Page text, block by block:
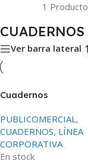
1 Producto
CUADERNOS
Ver barra lateral
Cuadernos
PUBLICOMERCIAL,
CUADERNOS, LÍNEA
CORPORATIVA
En stock